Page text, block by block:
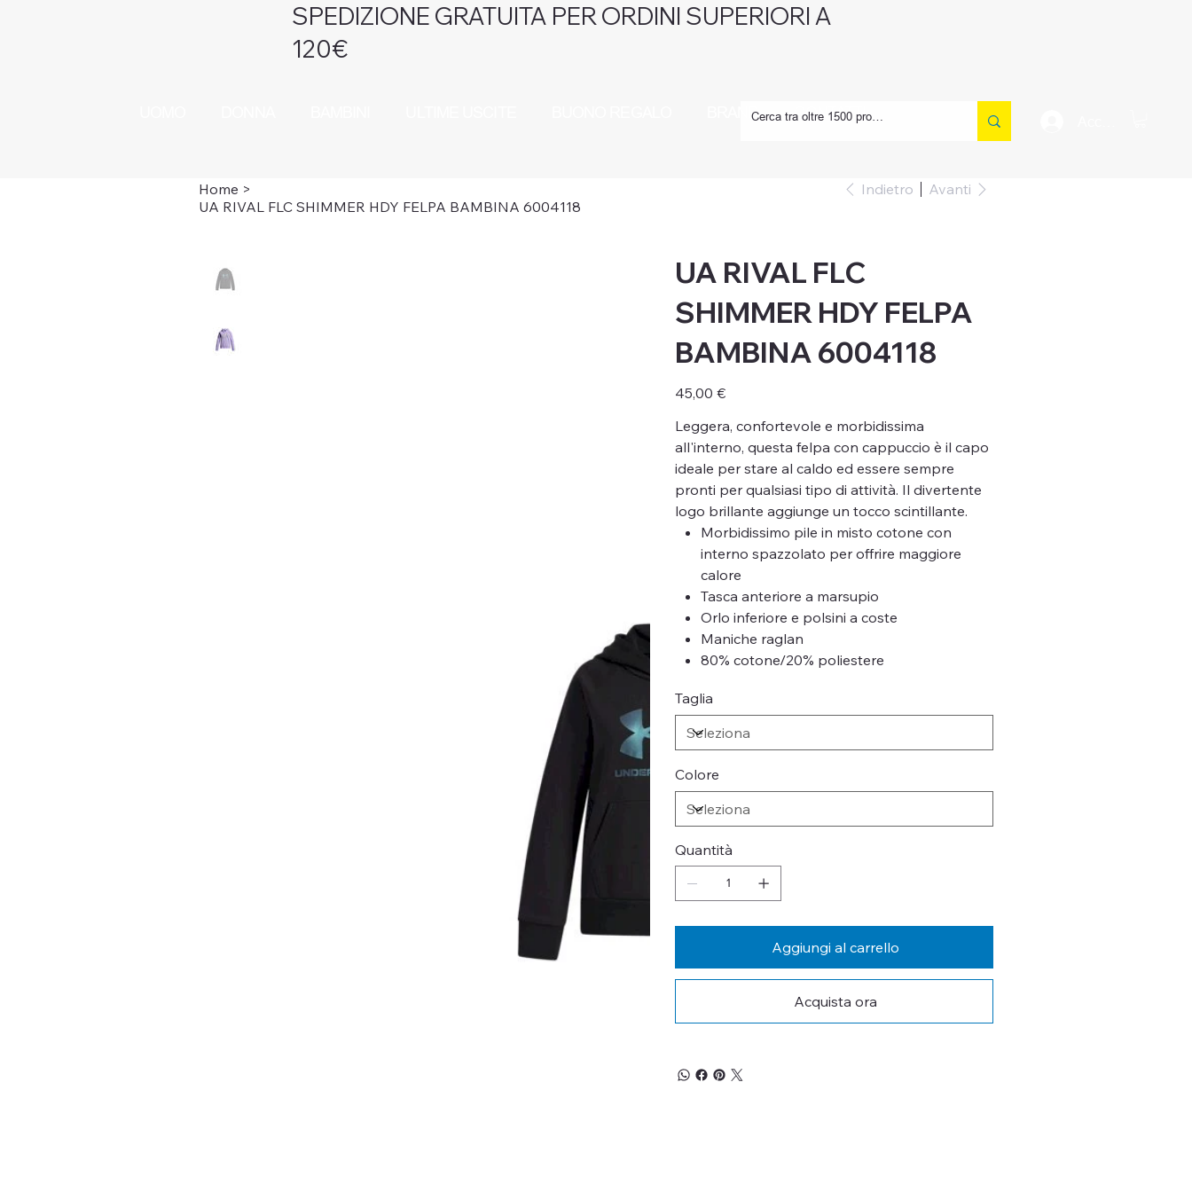
BRAND CONTATTI
SPEDIZIONE GRATUITA PER ORDINI SUPERIORI A
120€
Home >
UA RIVAL FLC SHIMMER HDY FELPA BAMBINA 6004118
Indietro Avanti
UA RIVAL FLC
SHIMMER HDY FELPA
BAMBINA 6004118
Prezzo
45,00 €
Leggera, confortevole e morbidissima
all'interno, questa felpa con cappuccio è il capo
ideale per stare al caldo ed essere sempre
pronti per qualsiasi tipo di attività. Il divertente
logo brillante aggiunge un tocco scintillante.
Morbidissimo pile in misto cotone con
interno spazzolato per offrire maggiore
calore
Tasca anteriore a marsupio
Orlo inferiore e polsini a coste
Maniche raglan
80% cotone/20% poliestere
Taglia
Colore
Quantità
Aggiungi al carrello
Acquista ora